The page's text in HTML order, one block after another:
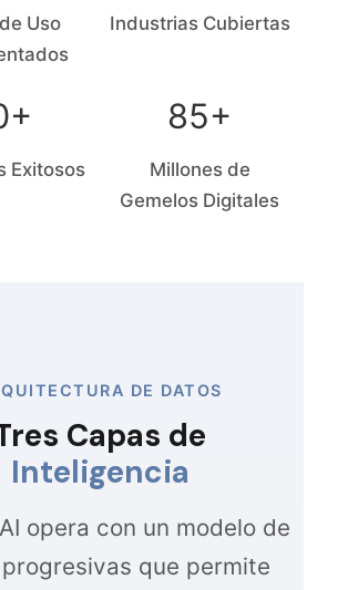
Uso
Industrias Cubiertas
Exitosos
85+
Millones de
Gemelos Digitales
DE DATOS
Capas de
Inteligencia
opera con un modelo de
que permite